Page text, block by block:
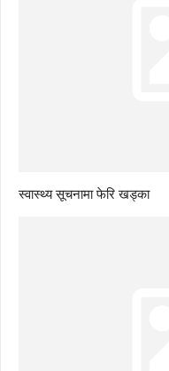
स्वास्थ्य सूचनामा फेरि खड्का